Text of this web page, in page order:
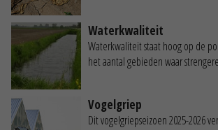
Waterkwaliteit
Waterkwaliteit staat hoog op de
het aantal gebieden waar
Vogelgriep
Dit vogelgriepseizoen 2025-2026